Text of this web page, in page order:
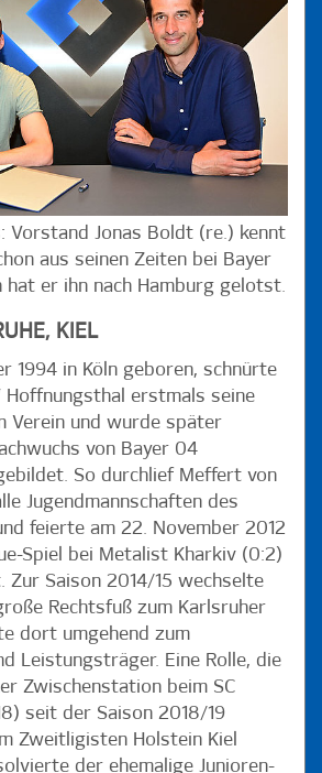
Vorstand Jonas Boldt (re.) kennt
aus seinen Zeiten bei Bayer
hat er ihn nach Hamburg gelotst.
KIEL
1994 in Köln geboren, schnürte
Hoffnungsthal erstmals seine
Verein und wurde später
von Bayer 04
So durchlief Meffert von
Jugendmannschaften des
feierte am 22. November 2012
Spiel bei Metalist Kharkiv (0:2)
Zur Saison 2014/15 wechselte
Rechtsfuß zum Karlsruher
dort umgehend zum
Leistungsträger. Eine Rolle, die
Zwischenstation beim SC
seit der Saison 2018/19
Zweitligisten Holstein Kiel
der ehemalige Junioren-